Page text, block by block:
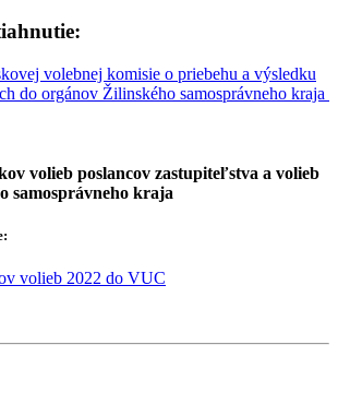
volebnej komisie o priebehu a výsledku
do orgánov Žilinského samosprávneho kraja
volieb poslancov zastupiteľstva a volieb
samosprávneho kraja
volieb 2022 do VUC